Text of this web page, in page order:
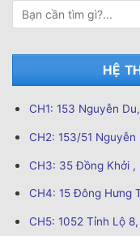
Tìm
kiếm:
HỆ
CH1: 153 Nguyễn
CH2: 153/51 Nguyễn
CH3: 35 Đồng Khởi ,
CH4: 15 Đông Hưng
CH5: 1052 Tỉnh Lộ